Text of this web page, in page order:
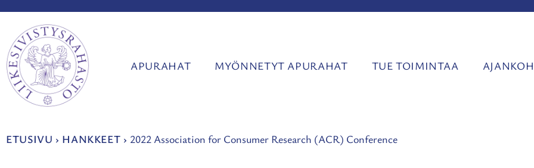
Siirry
sisältöön
APURAHAT MYÖNNETYT APURAHAT TUE TOIMINTAA
ETUSIVU › HANKKEET › 2022 Association for Consumer Research (ACR) Conference